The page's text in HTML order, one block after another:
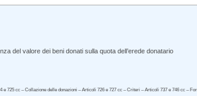
del valore dei beni donati sulla quota dell’erede donatario
725 cc – Collazione delle donazioni – Articoli 726 e 727 cc – Criteri – Articoli 737 e 746 cc –